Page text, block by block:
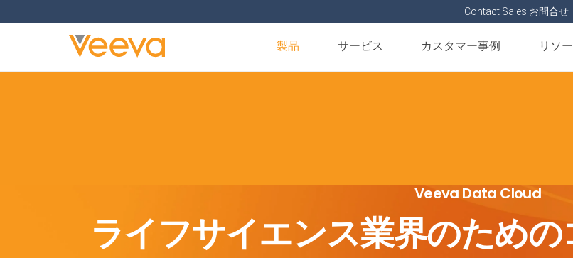
Contact Sales お問合せ
製品 サービス カスタマー事例 リソ
Veeva Data Cloud
ライフサイエンス業界のため